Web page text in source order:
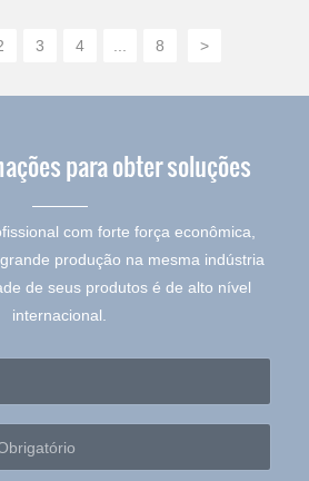
3 4 8 >
para obter soluções
com forte força econômica,
produção na mesma indústria
de seus produtos é de alto nível
internacional.